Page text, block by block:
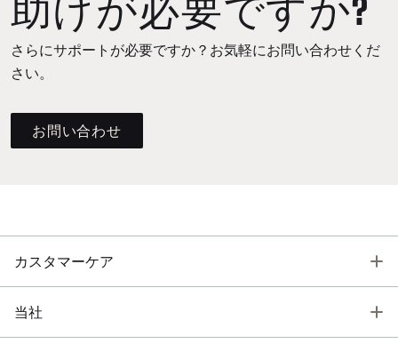
さらにサポートが必要ですか？お気軽にお問い合わせくだ
さい。
お問い合わせ
カスタマーケア
当社